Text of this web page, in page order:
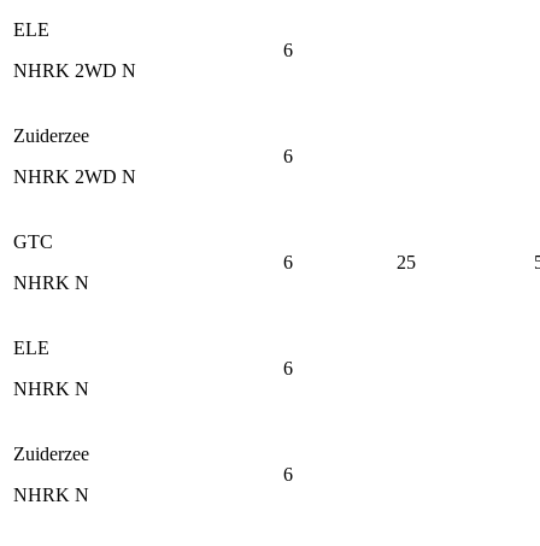
ELE
NHRK 2WD N
6
Zuiderzee
NHRK 2WD N
6
GTC
NHRK N
6 25
ELE
NHRK N
6
Zuiderzee
NHRK N
6